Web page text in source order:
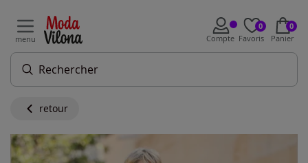
menu Compte
0
Favoris
0
Panier
retour